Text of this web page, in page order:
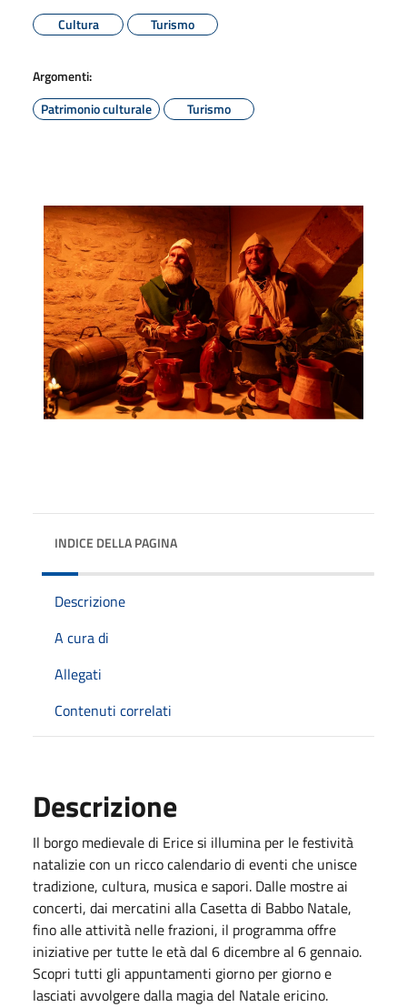
Cultura
Turismo
Argomenti:
Patrimonio culturale
Turismo
INDICE DELLA PAGINA
Descrizione
A cura di
Allegati
Contenuti correlati
Descrizione
Il borgo medievale di Erice si illumina per le festività
natalizie con un ricco calendario di eventi che unisce
tradizione, cultura, musica e sapori. Dalle mostre ai
concerti, dai mercatini alla Casetta di Babbo Natale,
fino alle attività nelle frazioni, il programma offre
iniziative per tutte le età dal 6 dicembre al 6 gennaio.
Scopri tutti gli appuntamenti giorno per giorno e
lasciati avvolgere dalla magia del Natale ericino.